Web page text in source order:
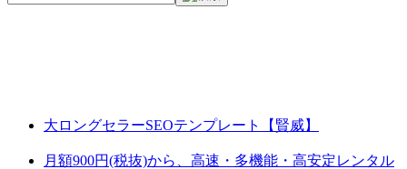
大ロングセラーSEOテンプレート【賢威】
月額900円(税抜)から、高速・多機能・高安定レンタル